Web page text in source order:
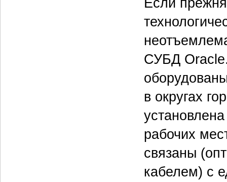
СУБД
в округах
рабочих
связаны
кабелем) с